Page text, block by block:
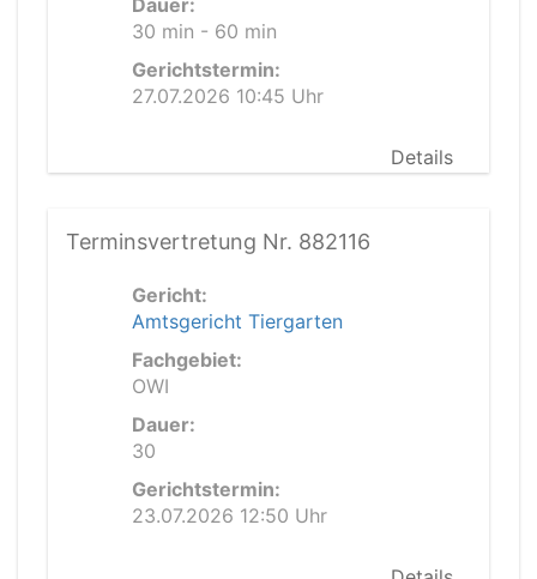
Dauer:
30 min - 60 min
Gerichtstermin:
27.07.2026 10:45 Uhr
Details
Terminsvertretung Nr. 882116
Gericht:
Amtsgericht Tiergarten
Fachgebiet:
OWI
Dauer:
30
Gerichtstermin:
23.07.2026 12:50 Uhr